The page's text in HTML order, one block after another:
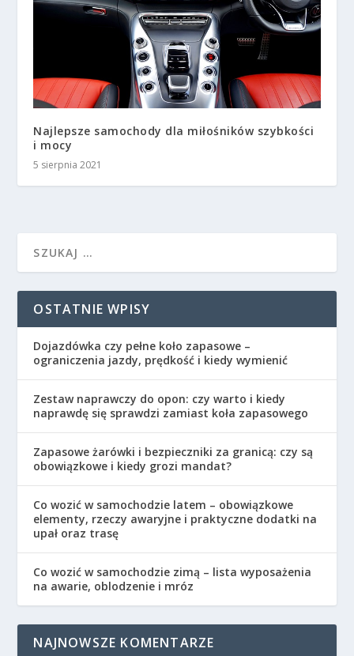
Najlepsze samochody dla miłośników szybkości
i mocy
5 sierpnia 2021
OSTATNIE WPISY
Dojazdówka czy pełne koło zapasowe –
ograniczenia jazdy, prędkość i kiedy wymienić
Zestaw naprawczy do opon: czy warto i kiedy
naprawdę się sprawdzi zamiast koła zapasowego
Zapasowe żarówki i bezpieczniki za granicą: czy są
obowiązkowe i kiedy grozi mandat?
Co wozić w samochodzie latem – obowiązkowe
elementy, rzeczy awaryjne i praktyczne dodatki na
upał oraz trasę
Co wozić w samochodzie zimą – lista wyposażenia
na awarie, oblodzenie i mróz
NAJNOWSZE KOMENTARZE